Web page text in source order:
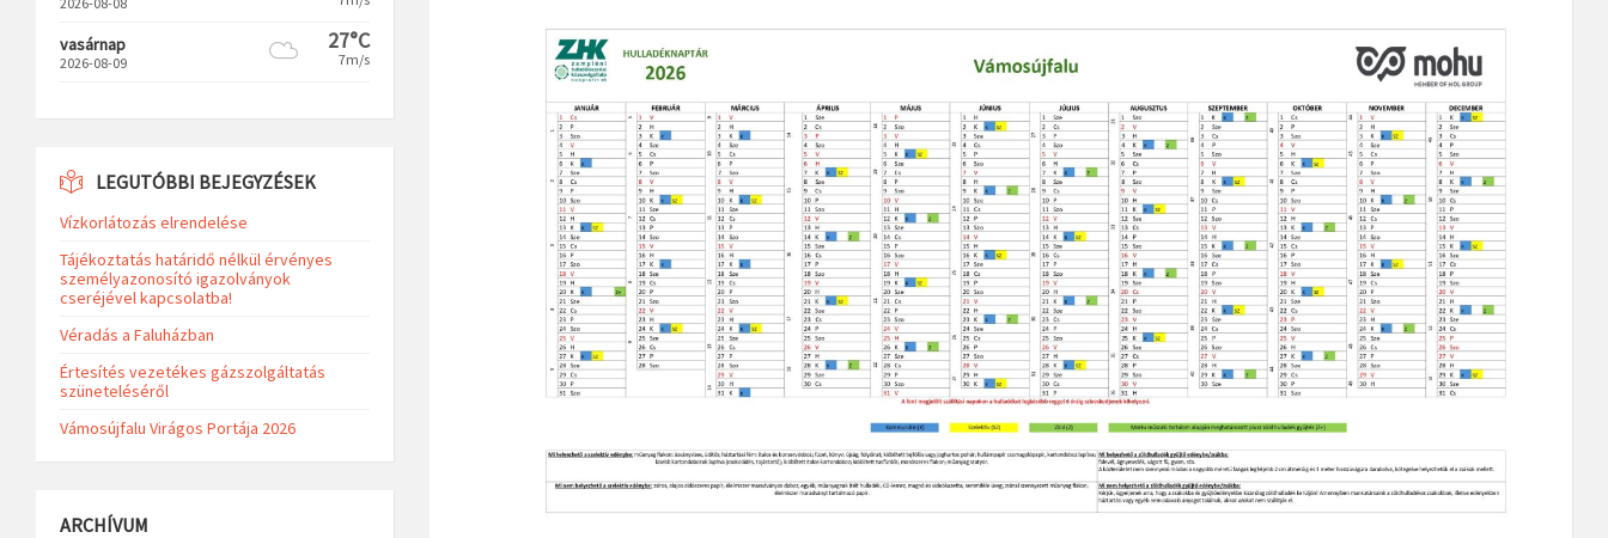
vasárnap
2026-08-09
27°C
7m/s
LEGUTÓBBI BEJEGYZÉSEK
Vízkorlátozás elrendelése
Tájékoztatás határidő nélkül érvényes
személyazonosító igazolványok
cseréjével kapcsolatba!
Véradás a Faluházban
Értesítés vezetékes gázszolgáltatás
szüneteléséről
Vámosújfalu Virágos Portája 2026
ARCHÍVUM